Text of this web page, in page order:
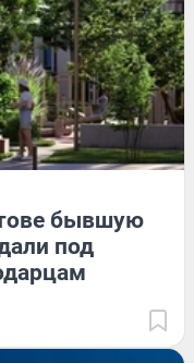
бывшую
под